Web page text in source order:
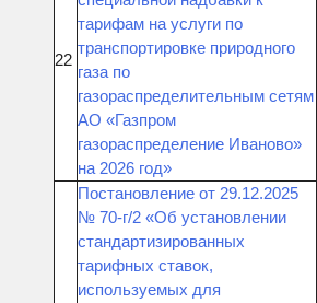
22
тарифам на услуги по
транспортировке природного
газа по
газораспределительным сетям
АО «Газпром
газораспределение Иваново»
на 2026 год»
Постановление от 29.12.2025
№ 70-г/2 «Об установлении
стандартизированных
тарифных ставок,
используемых для